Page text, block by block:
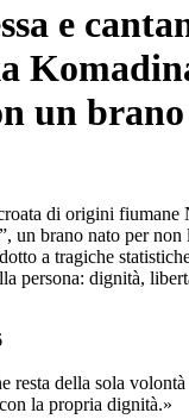
e
un
di origini
un brano nato per non
a tragiche
persona: dignità,
resta della sola volontà
la propria dignità.»